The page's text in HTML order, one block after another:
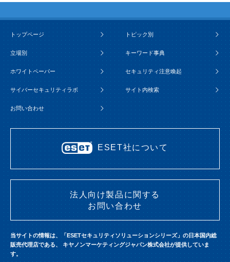
トップページ トピック別
立場別 キーワード事典
ホワイトペーパー セキュリティ注意喚起
サイバーセキュリティラボ サイト内検索
お問い合わせ
ESET社について
法人向け製品に関する
お問い合わせ
当サイトの情報は、「ESETセキュリティソリューションシリーズ」の日本国内総
販売代理店である、 キヤノンマーケティングジャパン株式会社が提供していま
す。